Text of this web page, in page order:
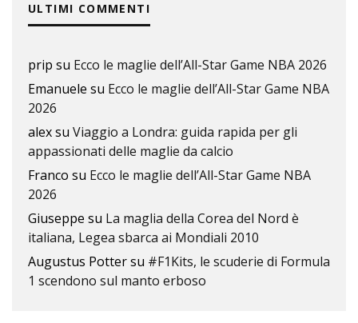
ULTIMI COMMENTI
prip su Ecco le maglie dell’All-Star Game NBA 2026
Emanuele su Ecco le maglie dell’All-Star Game NBA
2026
alexsu Viaggio a Londra: guida rapida per gli
appassionati delle maglie da calcio
Franco su Ecco le maglie dell’All-Star Game NBA
2026
Giuseppe su La maglia della Corea del Nord è
italiana, Legea sbarca ai Mondiali 2010
Augustus Pottersu #F1Kits, le scuderie di Formula
1 scendono sul manto erboso